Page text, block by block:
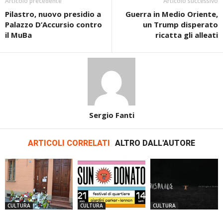
Pilastro, nuovo presidio a
Palazzo D’Accursio contro
il MuBa
Guerra in Medio Oriente,
un Trump disperato
ricatta gli alleati
Sergio Fanti
ARTICOLI CORRELATI ALTRO DALL'AUTORE
CULTURA CULTURA CULTURA